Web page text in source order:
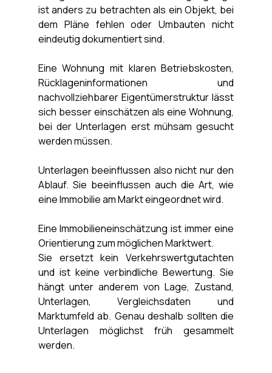
ist anders zu betrachten als ein Objekt, bei
dem Pläne fehlen oder Umbauten nicht
eindeutig dokumentiert sind.
Eine Wohnung mit klaren Betriebskosten,
Rücklageninformationen und
nachvollziehbarer Eigentümerstruktur lässt
sich besser einschätzen als eine Wohnung,
bei der Unterlagen erst mühsam gesucht
werden müssen.
Unterlagen beeinflussen also nicht nur den
Ablauf. Sie beeinflussen auch die Art, wie
eine Immobilie am Markt eingeordnet wird.
Eine Immobilieneinschätzung ist immer eine
Orientierung zum möglichen Marktwert.
Sie ersetzt kein Verkehrswertgutachten
und ist keine verbindliche Bewertung. Sie
hängt unter anderem von Lage, Zustand,
Unterlagen, Vergleichsdaten und
Marktumfeld ab. Genau deshalb sollten die
Unterlagen möglichst früh gesammelt
werden.